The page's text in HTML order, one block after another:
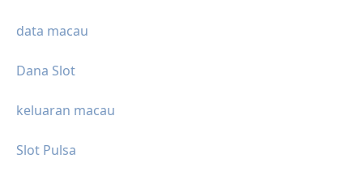
data macau
Dana Slot
keluaran macau
Slot Pulsa